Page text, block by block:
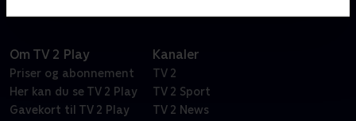
Om TV 2 Play
Priser og abonnement
Her kan du se TV 2 Play
Gavekort til TV 2 Play
Kanaler
TV 2
TV 2 Sport
TV 2 News